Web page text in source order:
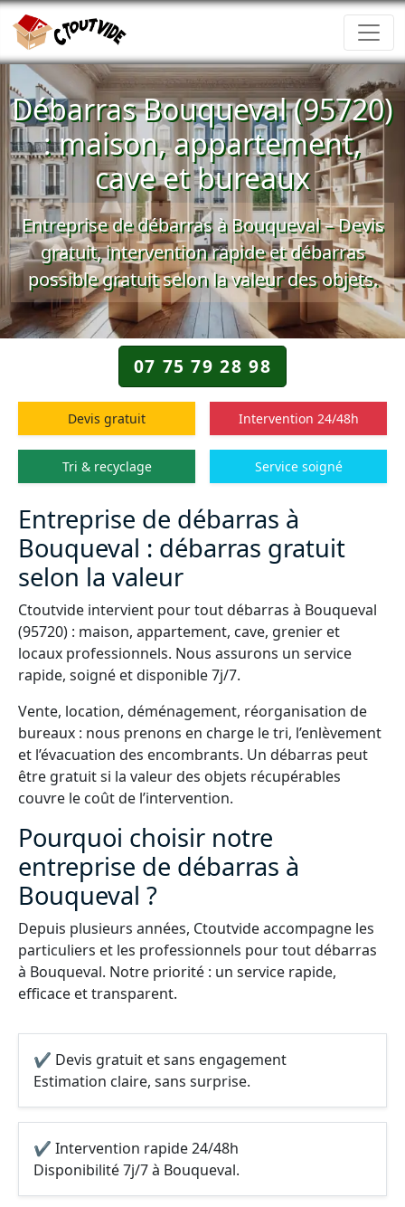
Débarras Bouqueval (95720)
: maison, appartement,
cave et bureaux
Entreprise de débarras à Bouqueval –Devis
gratuit, intervention rapide etdébarras
possible gratuitselon la valeur des objets.
07 75 79 28 98
Devis gratuit Intervention 24/48h
Tri & recyclage Service soigné
Entreprise de débarras à
Bouqueval : débarras gratuit
selon la valeur
Ctoutvide intervient pour tout débarras à Bouqueval
(95720) : maison, appartement, cave, grenier et
locaux professionnels. Nous assurons un service
rapide, soigné et disponible 7j/7.
Vente, location, déménagement, réorganisation de
bureaux : nous prenons en charge le tri, l’enlèvement
et l’évacuation des encombrants. Un débarras peut
être gratuit si la valeur des objets récupérables
couvre le coût de l’intervention.
Pourquoi choisir notre
entreprise de débarras à
Bouqueval ?
Depuis plusieurs années, Ctoutvide accompagne les
particuliers et les professionnels pour tout débarras
à Bouqueval. Notre priorité : un service rapide,
efficace et transparent.
✔ Devis gratuit et sans engagement
Estimation claire, sans surprise.
✔ Intervention rapide 24/48h
Disponibilité 7j/7 à Bouqueval.